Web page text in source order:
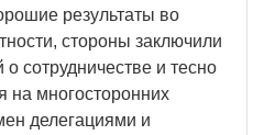
результаты во
стороны заключили
сотрудничестве и тесно
на многосторонних
делегациями и